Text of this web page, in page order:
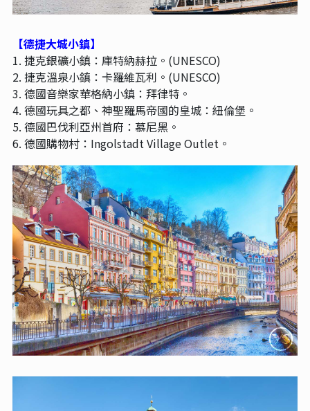
【德捷大城小鎮】
1. 捷克銀礦小鎮：庫特納赫拉。(UNESCO)
2. 捷克溫泉小鎮：卡羅維瓦利。(UNESCO)
3. 德國音樂家華格納小鎮：拜律特。
4. 德國玩具之都、神聖羅馬帝國的皇城：紐倫堡。
5. 德國巴伐利亞州首府：慕尼黑。
6. 德國購物村：Ingolstadt Village Outlet。